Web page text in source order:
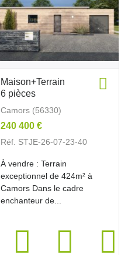
Maison+Terrain
6 pièces
Camors (56330)
240 400 €
Réf. STJE-26-07-23-40
À vendre : Terrain
exceptionnel de 424m² à
Camors Dans le cadre
enchanteur de...